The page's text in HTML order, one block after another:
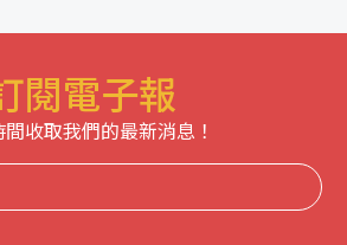
閱電子報
收取我們的最新消息！